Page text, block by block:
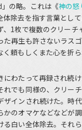
の略。これは《神の怒
体除去を指す言葉とし
、1枚で複数のクリーチ
た再生も許さないラス
頼もしくまた心を折ら
わたって再録され続
れでも同様の、クリー
ザインされ続けた。時
かのオマケなどなどが
る白い全体除去。それ